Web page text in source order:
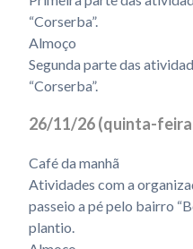
“Corserba”.
Almoço
Segunda parte das
“Corserba”.
26/11/26 (quinta-
Café da manhã
Atividades com a
passeio a pé pelo bairro
plantio.